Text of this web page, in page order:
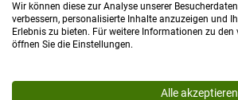
Wir können diese zur Analyse unserer
verbessern, personalisierte Inhalte anzuzeigen und
Erlebnis zu bieten. Für weitere Informationen zu
öffnen Sie die Einstellungen.
Alle akzeptieren